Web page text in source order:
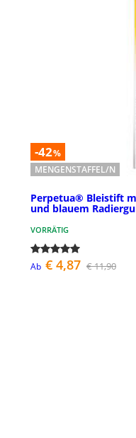
-42%
MENGENSTAFFEL/N
Perpetua® Bleistift
und blauem
VORRÄTIG
Ab € 4,87 € 11,90